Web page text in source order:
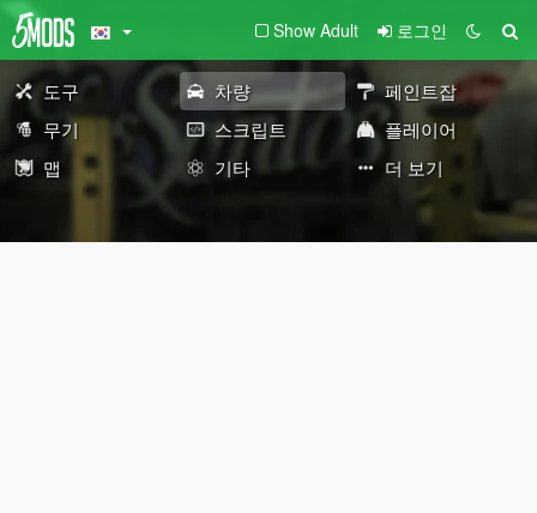
Show Adult 로그인
도구 차량
페인트잡
무기
스크립트
플레이어
맵
기타 더 보기